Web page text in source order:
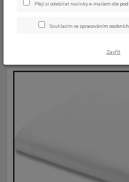
Saunová plachta
140x240 – bílá
Přeji si odebírat novinky e-mailem dle
Souhlasím se zpracováním
Zavřít